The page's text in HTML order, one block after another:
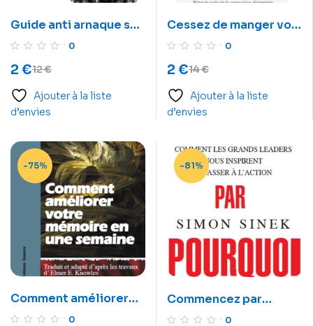
Guide anti arnaque sur
internet
0
12€
2 €
Ajouter à la liste
d’envies
Cessez de manger vos
émotions 0
14€
2 €
Ajouter à la liste
d’envies
-75%
Comment améliorer
votre mémoire en une
0
-81%
Commencez par
pourquoi. Comment
0